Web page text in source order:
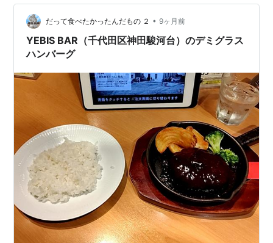
打ち麺が合うと思います。皿雲吞は持ち越しましたがこ
の日も美味しくいただきました。 こうや麺房の雲吞麺
（３個・平打麺）
だって食べたかったんだもの ２ • 9ヶ月前
YEBIS BAR（千代田区神田駿河台）のデミグラス
ハンバーグ